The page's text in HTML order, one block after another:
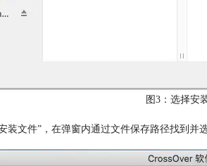
图3：选择安
装文件”，在弹窗内通过文件保存路径找到并